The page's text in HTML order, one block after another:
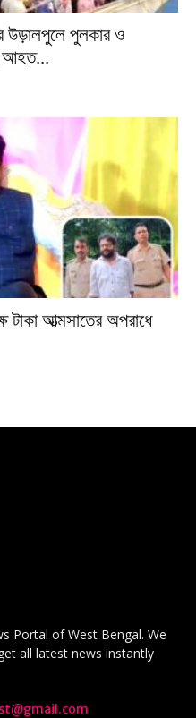
উড়ালপুলে পুলকার ও
আহত...
আত্মসাতের অপরাধে
Portal of West Bengal. We
all latest news instantly